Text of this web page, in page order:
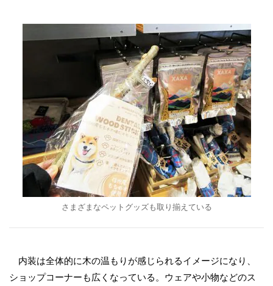
さまざまなペットグッズも取り揃えている
内装は全体的に木の温もりが感じられるイメージになり、
ショップコーナーも広くなっている。ウェアや小物などのス